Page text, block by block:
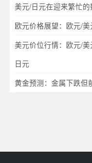
美元/日元在迎来繁忙
欧元价格展望：欧元/
美元价位行情：欧元/
日元
黄金预测：金属下跌但